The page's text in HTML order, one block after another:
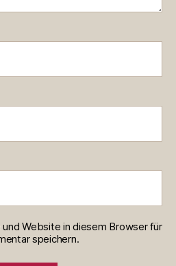
Website in diesem Browser für
speichern.